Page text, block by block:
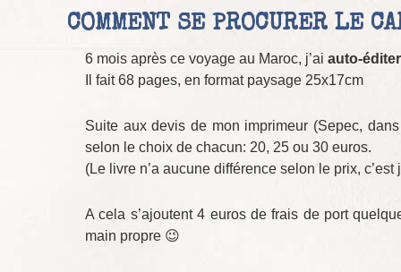
COMMENT SE PROCURER LE
6 mois après ce voyage au Maroc, j’ai auto-
Il fait 68 pages, en format paysage 25x17cm
Suite aux devis de mon imprimeur (Sepec,
selon le choix de chacun: 20, 25 ou 30 euros.
(Le livre n’a aucune différence selon le prix,
A cela s’ajoutent 4 euros de frais de port
main propre 😉